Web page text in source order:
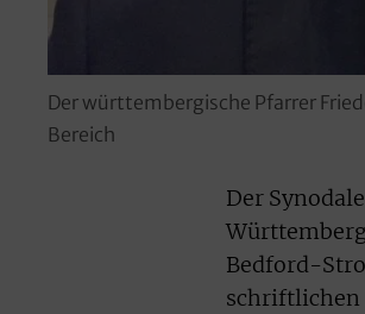
Der württembergische Pfarrer
Bereich
Der
Bedford-
schriftlichen